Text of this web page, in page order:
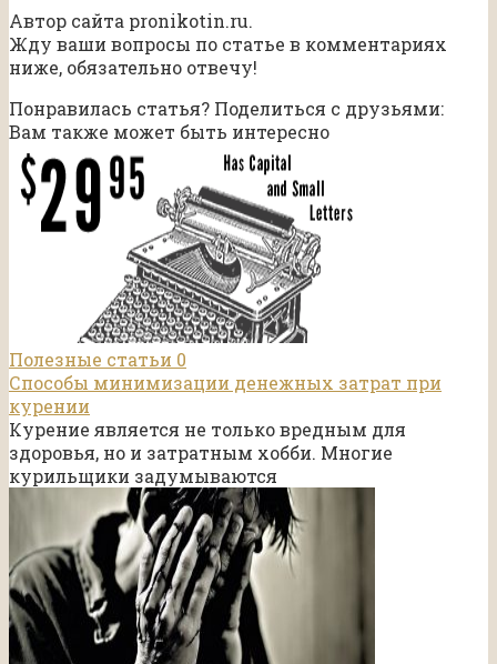
Автор сайта pronikotin.ru.
Жду ваши вопросы по статье в комментариях
ниже, обязательно отвечу!
Понравилась статья? Поделиться с друзьями:
Вам также может быть интересно
Полезные статьи 0
Способы минимизации денежных затрат при
курении
Курение является не только вредным для
здоровья, но и затратным хобби. Многие
курильщики задумываются